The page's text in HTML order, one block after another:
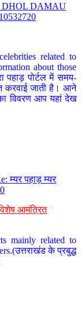
DHOL DAMAU
related to
about those
पहाड़ पोर्टल में समय-
करवाई जाती है। आने
का विवरण आप यहां देख
म्यर पहाड़ म्यर
आमंत्रित
mainly related to
के प्रबुद्ध